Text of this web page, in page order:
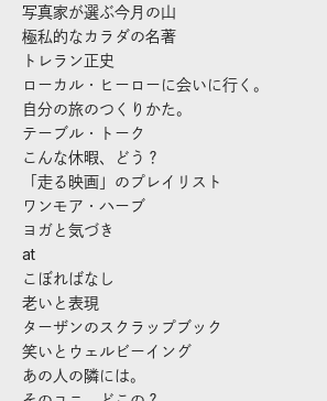
写真家が選ぶ今月の山
極私的なカラダの名著
トレラン正史
ローカル・ヒーローに会いに行く。
自分の旅のつくりかた。
テーブル・トーク
こんな休暇、どう？
「走る映画」のプレイリスト
ワンモア・ハーブ
ヨガと気づき
at
こぼればなし
老いと表現
ターザンのスクラップブック
笑いとウェルビーイング
あの人の隣には。